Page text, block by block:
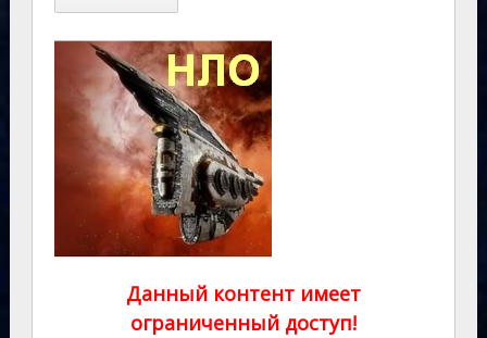
Данный контент имеет
ограниченный доступ!